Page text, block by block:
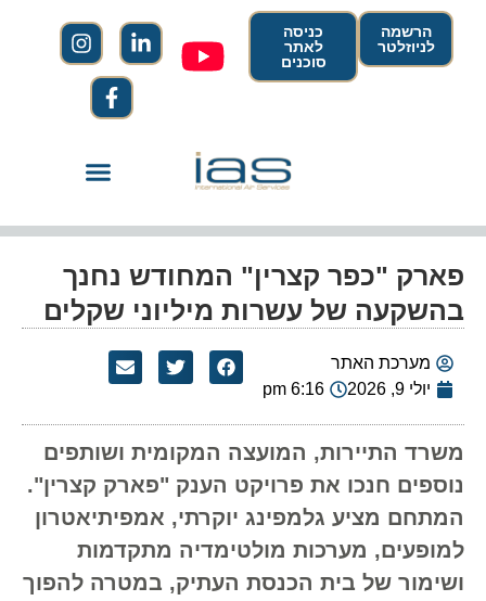
הרשמה
לניוזלטר
כניסה
לאתר
סוכנים
פארק "כפר קצרין" המחודש נחנך
בהשקעה של עשרות מיליוני שקלים
מערכת האתר
יולי 9, 2026
6:16 pm
משרד התיירות, המועצה המקומית ושותפים
נוספים חנכו את פרויקט הענק "פארק קצרין".
המתחם מציע גלמפינג יוקרתי, אמפיתיאטרון
למופעים, מערכות מולטימדיה מתקדמות
ושימור של בית הכנסת העתיק, במטרה להפוך